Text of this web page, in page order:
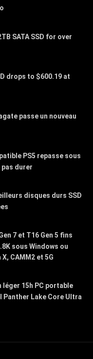
SATA SSD for over
drops to $600.19 at
passe un nouveau
PS5 repasse sous
pas durer
disques durs SSD
7 et T16 Gen 5 fins
sous Windows ou
CAMM2 et 5G
léger 15h PC portable
Panther Lake Core Ultra